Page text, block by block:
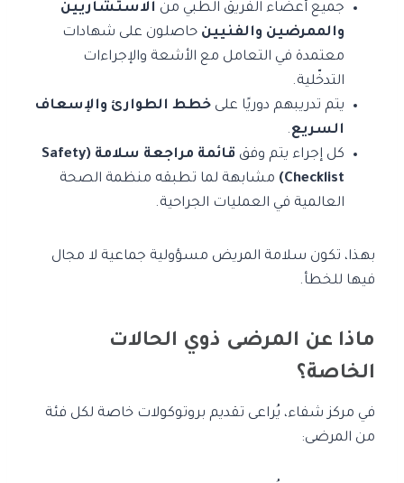
جميع أعضاء الفريق الطبي من الاستشاريين
والممرضين والفنيين حاصلون على شهادات
معتمدة في التعامل مع الأشعة والإجراءات
التدخّلية.
يتم تدريبهم دوريًا على خطط الطوارئ والإسعاف
السريع.
كل إجراء يتم وفق
قائمة مراجعة سلامة (Safety
Checklist)
مشابهة لما تطبقه منظمة الصحة
العالمية في العمليات الجراحية.
بهذا، تكون سلامة المريض مسؤولية جماعية لا مجال
فيها للخطأ.
ماذا عن المرضى ذوي الحالات
الخاصة؟
في مركز شفاء، يُراعى تقديم بروتوكولات خاصة لكل فئة
من المرضى: